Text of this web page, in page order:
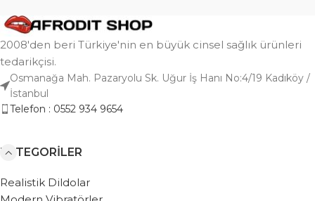
2008'den beri Türkiye'nin en büyük cinsel sağlık ürünleri
tedarikçisi.
Osmanağa Mah. Pazaryolu Sk. Uğur İş Hanı No:4/19 Kadıköy /
İstanbul
Telefon : 0552 934 9654
KATEGORILER
Realistik Dildolar